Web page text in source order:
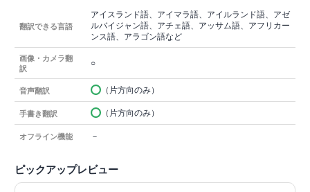
翻訳できる言語
アイスランド語、アイマラ語、アイルランド語、アゼ
ルバイジャン語、アチェ語、アッサム語、アフリカー
ンス語、アラゴン語など
画像・カメラ翻
訳
○
音声翻訳 （片方向のみ）
手書き翻訳 （片方向のみ）
オフライン機能 －
ピックアップレビュー